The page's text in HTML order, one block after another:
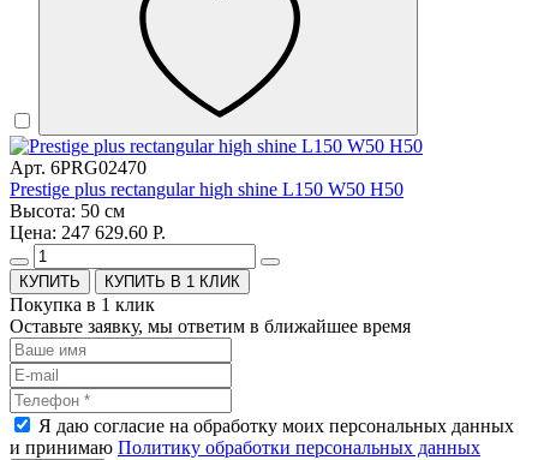
Арт. 6PRG02470
Prestige plus rectangular high shine L150 W50 H50
Высота: 50 см
Цена: 247 629.60 Р.
КУПИТЬ В 1 КЛИК
Покупка в 1 клик
Оставьте заявку, мы ответим в ближайшее время
Я даю согласие на обработку моих персональных данных
и принимаю Политику обработки персональных данных